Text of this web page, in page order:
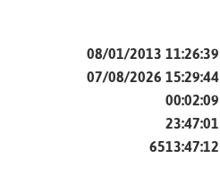
08/01/2013 11:26:39
07/08/2026 15:29:44
00:02:09
23:47:01
6513:47:12